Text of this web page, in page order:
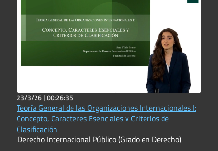
23/3/26 |00:26:35
Teoría General de las Organizaciones Internacionales I:
Concepto, Caracteres Esenciales y Criterios de
Clasificación
Derecho Internacional Público (Grado en Derecho)